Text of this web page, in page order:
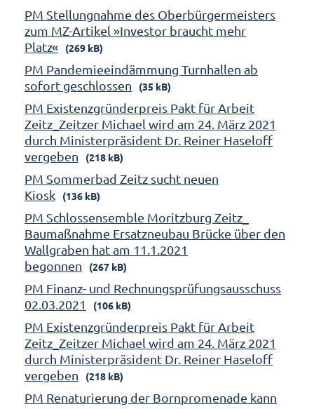
PM Stellungnahme des Oberbürgermeisters
zum MZ-Artikel »Investor braucht mehr
Platz«
(269 kB)
PM Pandemieeindämmung Turnhallen ab
sofort geschlossen
(35 kB)
PM Existenzgründerpreis Pakt für Arbeit
Zeitz_Zeitzer Michael wird am 24. März 2021
durch Ministerpräsident Dr. Reiner Haseloff
vergeben
(218 kB)
PM Sommerbad Zeitz sucht neuen
Kiosk
(136 kB)
PM Schlossensemble Moritzburg Zeitz_
Baumaßnahme Ersatzneubau Brücke über den
Wallgraben hat am 11.1.2021
begonnen
(267 kB)
PM Finanz- und Rechnungsprüfungsausschuss
02.03.2021
(106 kB)
PM Existenzgründerpreis Pakt für Arbeit
Zeitz_Zeitzer Michael wird am 24. März 2021
durch Ministerpräsident Dr. Reiner Haseloff
vergeben
(218 kB)
PM Renaturierung der Bornpromenade kann